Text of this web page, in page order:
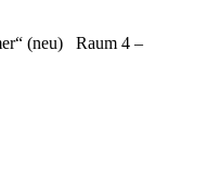
(neu) Raum 4 –